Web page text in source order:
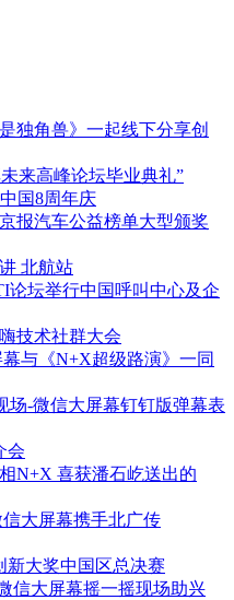
独角兽》一起线下分享创
来高峰论坛毕业典礼”
国8周年庆
报汽车公益榜单大型颁奖
北航站
论坛举行中国呼叫中心及企
技术社群大会
与《N+X超级路演》一同
场-微信大屏幕钉钉版弹幕表
会
N+X 喜获潘石屹送出的
大屏幕携手北广传
新大奖中国区总决赛
信大屏幕摇一摇现场助兴